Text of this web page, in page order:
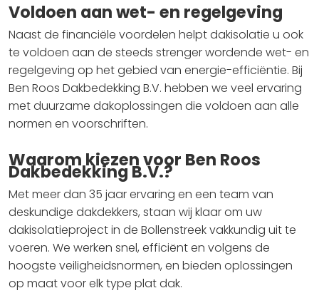
Voldoen aan wet- en regelgeving
Naast de financiële voordelen helpt dakisolatie u ook
te voldoen aan de steeds strenger wordende wet- en
regelgeving op het gebied van energie-efficiëntie. Bij
Ben Roos Dakbedekking B.V. hebben we veel ervaring
met duurzame dakoplossingen die voldoen aan alle
normen en voorschriften.
Waarom kiezen voor Ben Roos
Dakbedekking B.V.?
Met meer dan 35 jaar ervaring en een team van
deskundige dakdekkers, staan wij klaar om uw
dakisolatieproject in de Bollenstreek vakkundig uit te
voeren. We werken snel, efficiënt en volgens de
hoogste veiligheidsnormen, en bieden oplossingen
op maat voor elk type plat dak.